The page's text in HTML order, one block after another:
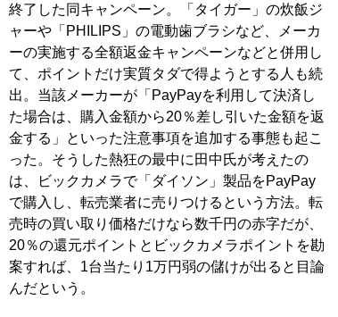
終了した同キャンペーン。「タイガー」の炊飯ジ
ャーや「PHILIPS」の電動歯ブラシなど、メーカ
ーの実施する全額返金キャンペーンなどと併用し
て、ポイントだけ実質タダで得ようとする人も続
出。当該メーカーが「PayPayを利用して決済し
た場合は、購入金額から20％差し引いた金額を返
金する」といった注意事項を追加する事態も起こ
った。そうした熱狂の最中に田中氏が考えたの
は、ビックカメラで「ダイソン」製品をPayPay
で購入し、転売業者に売りつけるという方法。転
売時の買い取り価格だけなら数千円の赤字だが、
20％の還元ポイントとビックカメラポイントを勘
案すれば、1台当たり1万円弱の儲けが出ると目論
んだという。